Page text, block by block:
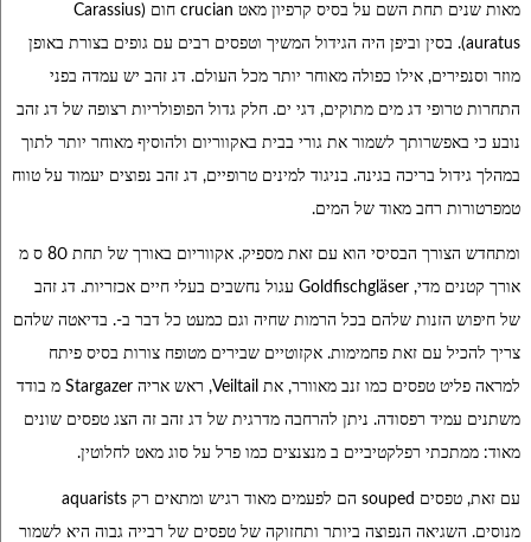
מאות שנים תחת השם על בסיס קרפיון מאט crucian חום (Carassius
auratus). בסין וביפן היה הגידול המשיך וטפסים רבים עם גופים בצורת באופן
מוזר וסנפירים, אילו כפולה מאוחר יותר מכל העולם. דג זהב יש עמדה בפני
התחרות טרופי דג מים מתוקים, דגי ים. חלק גדול הפופולריות רצופה של דג זהב
נובע כי באפשרותך לשמור את גורי בבית באקווריום ולהוסיף מאוחר יותר לתוך
במהלך גידול בריכה בגינה. בניגוד למינים טרופיים, דג זהב נפוצים יעמוד על טווח
טמפרטורות רחב מאוד של המים.
ומתחדש הצורך הבסיסי הוא עם זאת מספיק. אקווריום באורך של תחת 80 ס מ
אורך קטנים מדי, Goldfischgläser עגול נחשבים בעלי חיים אכזריות. דג זהב
של חיפוש הזנות שלהם בכל הרמות שחיה וגם כמעט כל דבר ב-. בדיאטה שלהם
צריך להכיל עם זאת פחמימות. אקזוטיים שבירים מטופח צורות בסיס פיתח
למראה פליט טפסים כמו זנב מאוורר, את Veiltail, ראש אריה Stargazer מ בודד
משתנים עמיד רפסודה. ניתן להרחבה מדרגית של דג זהב זה הצג טפסים שונים
מאוד: ממתכתי רפלקטיביים ב מנצנצים כמו פרל על סוג מאט לחלוטין.
עם זאת, טפסים souped הם לפעמים מאוד רגיש ומתאים רק aquarists
מנוסים. השגיאה הנפוצה ביותר ותחזוקה של טפסים של רבייה גבוה היא לשמור